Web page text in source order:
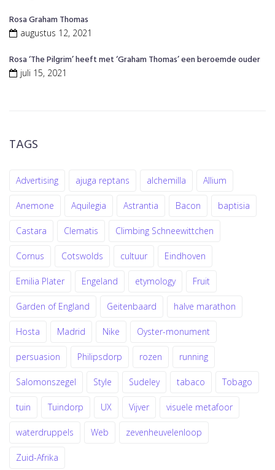
Rosa Graham Thomas
augustus 12, 2021
Rosa ‘The Pilgrim’ heeft met ‘Graham Thomas’ een beroemde ouder
juli 15, 2021
TAGS
Advertising ajuga reptans alchemilla Allium
Anemone Aquilegia Astrantia Bacon baptisia
Castara Clematis Climbing Schneewittchen
Cornus Cotswolds cultuur Eindhoven
Emilia Plater Engeland etymology Fruit
Garden of England Geitenbaard halve marathon
Hosta Madrid Nike Oyster-monument
persuasion Philipsdorp rozen running
Salomonszegel Style Sudeley tabaco Tobago
tuin Tuindorp UX Vijver visuele metafoor
waterdruppels Web zevenheuvelenloop
Zuid-Afrika